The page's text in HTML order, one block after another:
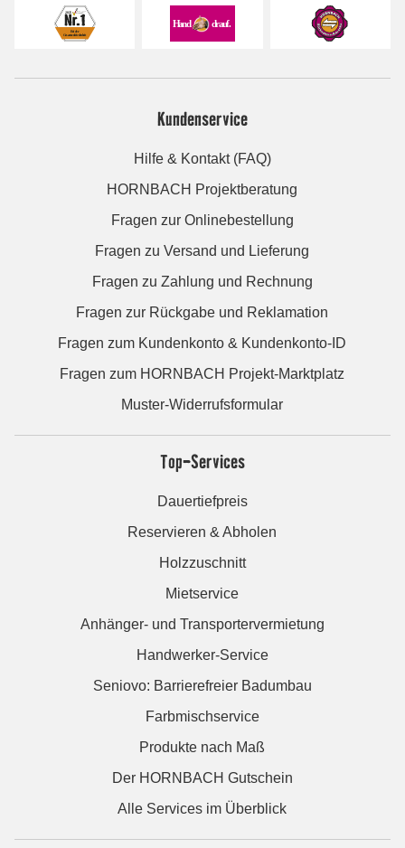
Kundenservice
Hilfe & Kontakt (FAQ)
HORNBACH Projektberatung
Fragen zur Onlinebestellung
Fragen zu Versand und Lieferung
Fragen zu Zahlung und Rechnung
Fragen zur Rückgabe und Reklamation
Fragen zum Kundenkonto & Kundenkonto-ID
Fragen zum HORNBACH Projekt-Marktplatz
Muster-Widerrufsformular
Top-Services
Dauertiefpreis
Reservieren & Abholen
Holzzuschnitt
Mietservice
Anhänger- und Transportervermietung
Handwerker-Service
Seniovo: Barrierefreier Badumbau
Farbmischservice
Produkte nach Maß
Der HORNBACH Gutschein
Alle Services im Überblick